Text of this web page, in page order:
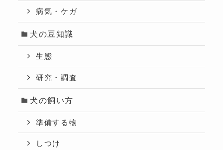
病気・ケガ
犬の豆知識
生態
研究・調査
犬の飼い方
準備する物
しつけ